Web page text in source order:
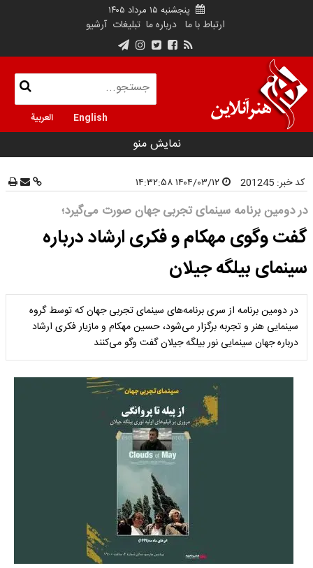
پنجشنبه ۱۵ مرداد ۱۴۰۵
ارتباط با ما درباره ما تبلیغات آرشیو
English العربية
نمایش منو
کد خبر: 201245
در دومین برنامه سینمای تجربی جهان صورت می‌گیرد؛
گفت وگوی مهکام و فکری ارشاد درباره
سینمای بیلگه جیلان
در دومین برنامه از سری برنامه‌های سینمای تجربی جهان که توسط گروه
سینمایی هنر و تجربه برگزار می‌شود، حسین مهکام و مازیار فکری ارشاد
درباره جهان سینمایی نور بیلگه جیلان گفت وگو می‌کنند